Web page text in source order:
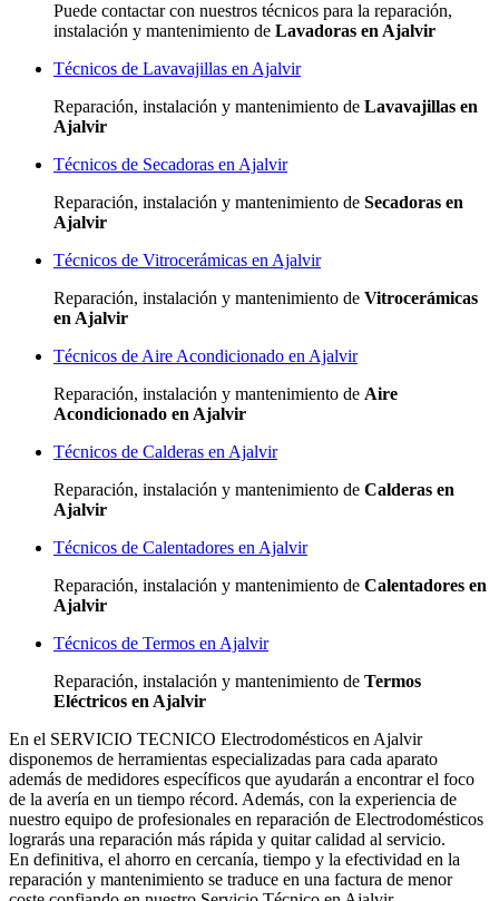
Puede contactar con nuestros técnicos para la reparación,
instalación y mantenimiento de Lavadoras en Ajalvir
Técnicos de Lavavajillas en Ajalvir
Reparación, instalación y mantenimiento de Lavavajillas en
Ajalvir
Técnicos de Secadoras en Ajalvir
Reparación, instalación y mantenimiento de Secadoras en
Ajalvir
Técnicos de Vitrocerámicas en Ajalvir
Reparación, instalación y mantenimiento de Vitrocerámicas
en Ajalvir
Técnicos de Aire Acondicionado en Ajalvir
Reparación, instalación y mantenimiento de Aire
Acondicionado en Ajalvir
Técnicos de Calderas en Ajalvir
Reparación, instalación y mantenimiento de Calderas en
Ajalvir
Técnicos de Calentadores en Ajalvir
Reparación, instalación y mantenimiento de Calentadores en
Ajalvir
Técnicos de Termos en Ajalvir
Reparación, instalación y mantenimiento de Termos
Eléctricos en Ajalvir
En el SERVICIO TECNICO Electrodomésticos en Ajalvir
disponemos de herramientas especializadas para cada aparato
además de medidores específicos que ayudarán a encontrar el foco
de la avería en un tiempo récord. Además, con la experiencia de
nuestro equipo de profesionales en reparación de Electrodomésticos
lograrás una reparación más rápida y quitar calidad al servicio.
En definitiva, el ahorro en cercanía, tiempo y la efectividad en la
reparación y mantenimiento se traduce en una factura de menor